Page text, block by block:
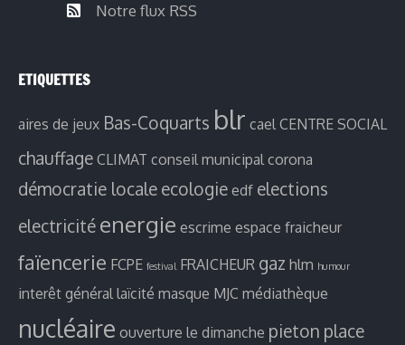
Notre flux RSS
ETIQUETTES
aires de jeux Bas-Coquarts blr cael CENTRE SOCIAL
chauffage CLIMAT conseil municipal corona
démocratie locale ecologie edf elections
electricité energie escrime espace fraicheur
faïencerie FCPE festival FRAICHEUR gaz hlm humour
interêt général laïcité masque MJC médiathèque
nucléaire ouverture le dimanche pieton place